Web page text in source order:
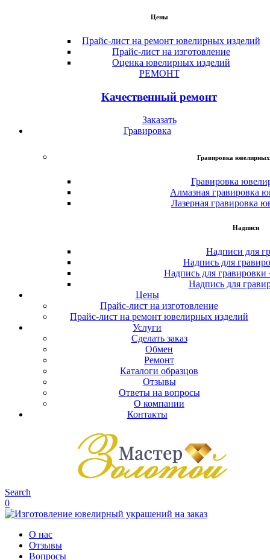
Цены
Прайс-лист на ремонт ювелирных изделий
Прайс-лист на изготовление
Оценка ювелирных изделий
РЕМОНТ
Качественный ремонт
Заказать
Гравировка
Гравировка ювелирных
Гравировка
Алмазная гравировка
Лазерная гравировка
Надписи
Надписи для
Надпись для
Надпись для
Надпись для
Цены
Прайс-лист на изготовление
Прайс-лист на ремонт ювелирных изделий
Услуги
Сделать заказ
Обмен
Ремонт
Каталоги образцов
Отзывы
Ответы на вопросы
О компании
Контакты
Search
0
О нас
Отзывы
Вопросы